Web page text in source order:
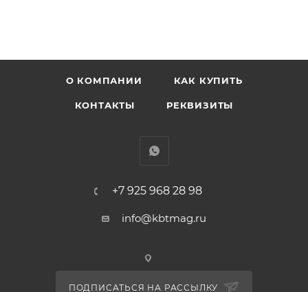
О КОМПАНИИ КАК КУПИТЬ
КОНТАКТЫ РЕКВИЗИТЫ
+7 925 968 28 98
info@kbtmag.ru
ПОДПИСАТЬСЯ НА РАССЫЛКУ